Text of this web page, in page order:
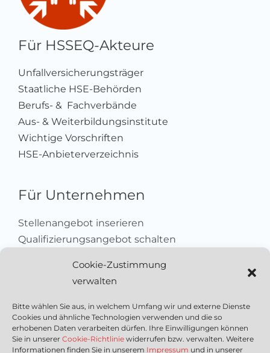
Cookie-Zustimmung
verwalten
Bitte wählen Sie aus, in welchem Umfang wir und externe Dienste
Cookies und ähnliche Technologien verwenden und die so
erhobenen Daten verarbeiten dürfen. Ihre Einwilligungen können
Sie in unserer Cookie-Richtlinie widerrufen bzw. verwalten. Weitere
Informationen finden Sie in unserem Impressum und in unserer
Für HSSEQ-Akteure
Unfallversicherungsträger
Staatliche HSE-Behörden
Berufs- & Fachverbände
Aus- & Weiterbildungsinstitute
Wichtige Vorschriften
HSE-Anbieterverzeichnis
Für Unternehmen
Stellenangebot inserieren
Qualifizierungsangebot schalten
Wichtige Links